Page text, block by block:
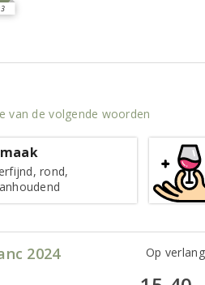
van de volgende woorden
rond,
2024 Op